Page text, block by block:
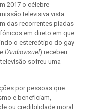
2017 o célebre
televisiva vista
das recorrentes piadas
em direto em que
o estereótipo do gay
l’Audiovisuel) recebeu
sofreu uma
por pessoas que
e beneficiam,
ou credibilidade moral